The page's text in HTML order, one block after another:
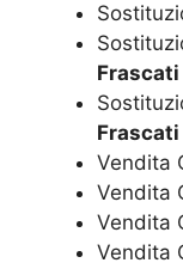
Frascati
Frascati
Vendita
Vendita
Vendita
Vendita